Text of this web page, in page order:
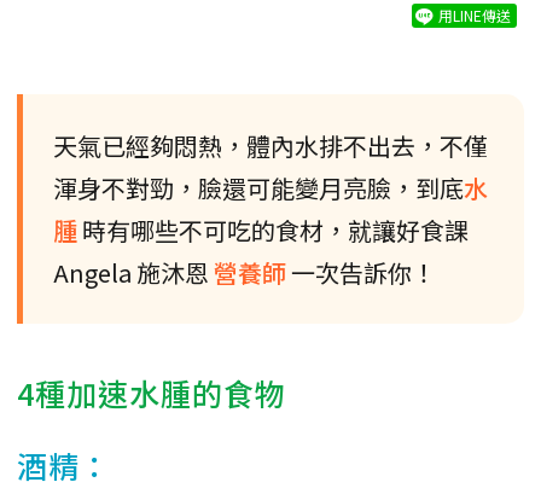
用LINE傳送
天氣已經夠悶熱，體內水排不出去，不僅
渾身不對勁，臉還可能變月亮臉，到底水
腫時有哪些不可吃的食材，就讓好食課
Angela 施沐恩營養師一次告訴你！
4種加速水腫的食物
酒精：